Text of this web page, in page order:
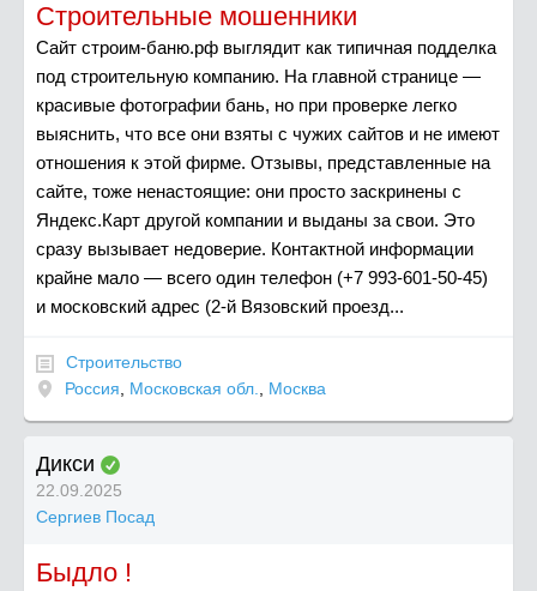
Строительные мошенники
Сайт строим-баню.рф выглядит как типичная подделка
под строительную компанию. На главной странице —
красивые фотографии бань, но при проверке легко
выяснить, что все они взяты с чужих сайтов и не имеют
отношения к этой фирме. Отзывы, представленные на
сайте, тоже ненастоящие: они просто заскринены с
Яндекс.Карт другой компании и выданы за свои. Это
сразу вызывает недоверие. Контактной информации
крайне мало — всего один телефон (+7 993-601-50-45)
и московский адрес (2-й Вязовский проезд...
Строительство
Россия
Московская обл. Москва
Дикси
22.09.2025
Сергиев Посад
Быдло !